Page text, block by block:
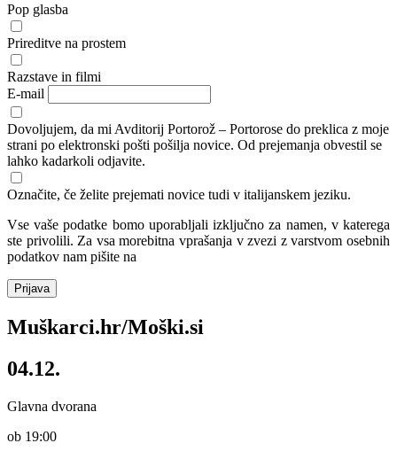
Pop glasba
Prireditve na prostem
Razstave in filmi
E-mail
Dovoljujem, da mi Avditorij Portorož – Portorose do preklica z moje
strani po elektronski pošti pošilja novice. Od prejemanja obvestil se
lahko kadarkoli odjavite.
Označite, če želite prejemati novice tudi v italijanskem jeziku.
Vse vaše podatke bomo uporabljali izključno za namen, v katerega
ste privolili. Za vsa morebitna vprašanja v zvezi z varstvom osebnih
podatkov nam pišite na
Prijava
Muškarci.hr/Moški.si
04.12.
Glavna dvorana
ob 19:00